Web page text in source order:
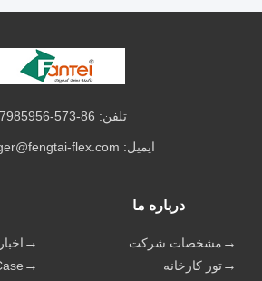
تلفن: 86-573-87985956
ایمیل: flex.com
درباره ما
مشخصات شرکت
تور کارخانه
اخبار